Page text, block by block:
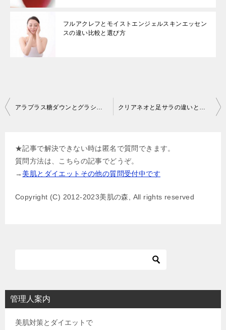
フルアクレフとモイストエンジェルスキンエッセン
スの違い比較と選び方
投
★記事で解決できない時は匿名で質問できます。
質問方法は、こちらの記事でどうぞ。
→ 美肌とダイエットその他の質問受付中です
Copyright (C) 2012-2023美肌の森, All rights reserved
管理人案内
美肌対策とダイエットで